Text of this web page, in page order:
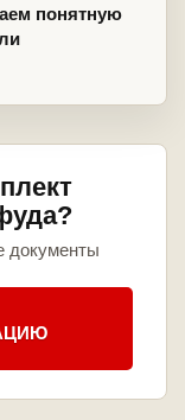
понятную
документы